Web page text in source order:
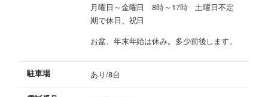
月曜日～金曜日 8時～17時 土曜日不定
期で休日、祝日
お盆、年末年始は休み。多少前後します。
駐車場 あり/8台